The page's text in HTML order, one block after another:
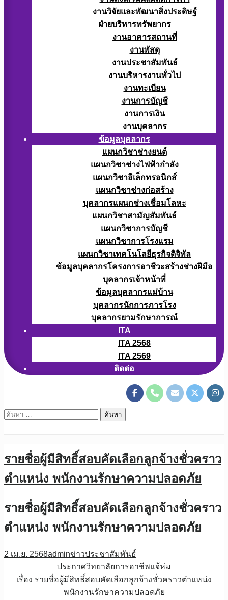
งานวิจัยและพัฒนาสิ่งประดิษฐ์
ฝ่ายบริหารทรัพยากร
งานอาคารสถานที่
งานพัสดุ
งานประชาสัมพันธ์
งานบริหารงานทั่วไป
งานทะเบียน
งานการบัญชี
งานการเงิน
งานบุคลากร
ข้อมูลบุคลากร
แผนกวิชาช่างยนต์
แผนกวิชาช่างไฟฟ้ากำลัง
แผนกวิชาอิเล็กทรอนิกส์
แผนกวิชาช่างก่อสร้าง
บุคลากรแผนกช่างเชื่อมโลหะ
แผนกวิชาสามัญสัมพันธ์
แผนกวิชาการบัญชี
แผนกวิชาการโรงแรม
แผนกวิชาเทคโนโลยีธุรกิจดิจิทัล
ข้อมูลบุคลากรโครงการอาชีวะสร้างช่างฝีมือ
บุคลากรเจ้าหน้าที่
ข้อมูลบุคลากรแม่บ้าน
บุคลากรนักการภารโรง
บุคลากรยามรักษาการณ์
ITA
ITA 2568
ITA 2569
ติดต่อ
ค้นหา
รายชื่อผู้มีสิทธิ์สอบคัดเลือกลูกจ้างชั่วคราว
ตำแหน่ง พนักงานรักษาความปลอดภัย
รายชื่อผู้มีสิทธิ์สอบคัดเลือกลูกจ้างชั่วคราว
ตำแหน่ง พนักงานรักษาความปลอดภัย
2 เม.ย. 2568adminข่าวประชาสัมพันธ์
ประกาศวิทยาลัยการอาชีพแจ้ห่ม
เรื่อง รายชื่อผู้มีสิทธิ์สอบคัดเลือกลูกจ้างชั่วคราวตำแหน่ง
พนักงานรักษาความปลอดภัย